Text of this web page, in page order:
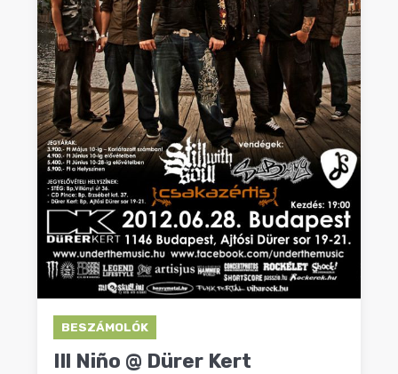
BESZÁMOLÓK
Ill Niño @ Dürer Kert